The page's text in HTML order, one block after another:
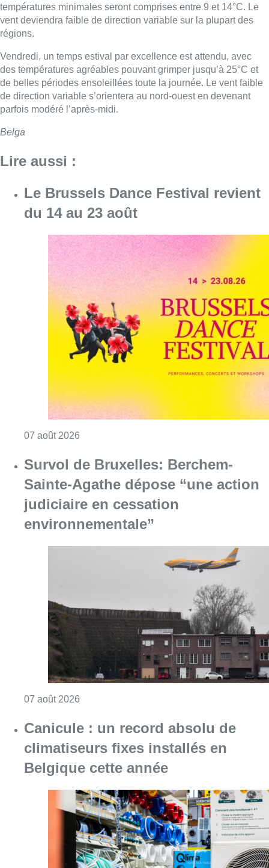
températures minimales seront comprises entre 9 et 14°C. Le
vent deviendra faible de direction variable sur la plupart des
régions.
Vendredi, un temps estival par excellence est attendu, avec
des températures agréables pouvant grimper jusqu’à 25°C et
de belles périodes ensoleillées toute la journée. Le vent faible
de direction variable s’orientera au nord-ouest en devenant
parfois modéré l’après-midi.
Belga
Lire aussi :
Le Brussels Dance Festival revient
du 14 au 23 août
07 août 2026
Survol de Bruxelles: Berchem-
Sainte-Agathe dépose “une action
judiciaire en cessation
environnementale”
07 août 2026
Canicule : un record absolu de
climatiseurs fixes installés en
Belgique cette année